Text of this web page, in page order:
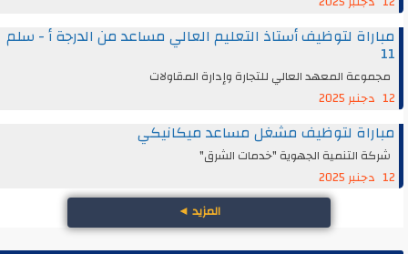
مباراة لتوظيف أستاذ التعليم العالي مساعد من الدرجة أ - سلم
11
مجموعة المعهد العالي للتجارة وإدارة المقاولات
12 دجنبر 2025
مباراة لتوظيف مشغل مساعد ميكانيكي
شركة التنمية الجهوية "خدمات الشرق"
12 دجنبر 2025
المزيد◄